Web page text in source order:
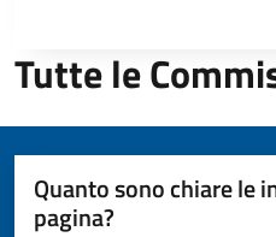
Tutte le
Quanto sono chiare le
pagina?